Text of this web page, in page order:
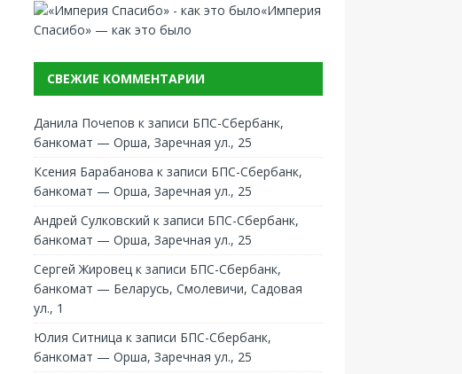
«Империя
Спасибо» — как это было
СВЕЖИЕ КОММЕНТАРИИ
Данила Почепов к записи БПС-Сбербанк,
банкомат — Орша, Заречная ул., 25
Ксения Барабанова к записи БПС-Сбербанк,
банкомат — Орша, Заречная ул., 25
Андрей Сулковский к записи БПС-Сбербанк,
банкомат — Орша, Заречная ул., 25
Сергей Жировец к записи БПС-Сбербанк,
банкомат — Беларусь, Смолевичи, Садовая
ул., 1
Юлия Ситница к записи БПС-Сбербанк,
банкомат — Орша, Заречная ул., 25